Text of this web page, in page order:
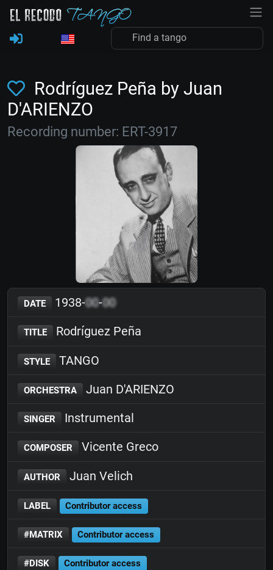
Rodríguez Peña by Juan
D'ARIENZO
Recording number: ERT-3917
DATE 1938-00-00
TITLE Rodríguez Peña
STYLE TANGO
ORCHESTRA Juan D'ARIENZO
SINGER Instrumental
COMPOSER Vicente Greco
AUTHOR Juan Velich
LABEL Contributor access
#MATRIX Contributor access
#DISK Contributor access